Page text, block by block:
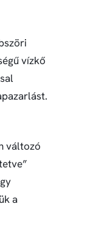
vízkő
változó
a